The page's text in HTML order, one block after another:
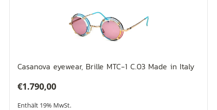
Casanova eyewear, Brille MTC-1 C.03 Made in Italy
€1.790,00
Enthält 19% MwSt.